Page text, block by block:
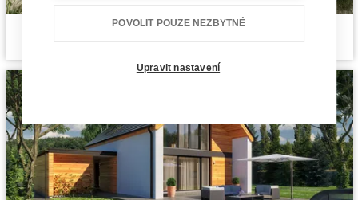
Dispozice:
5+1
Užitná plocha:
130,06 m²
Siesta 2
POVOLIT POUZE NEZBYTNÉ
Upravit nastavení